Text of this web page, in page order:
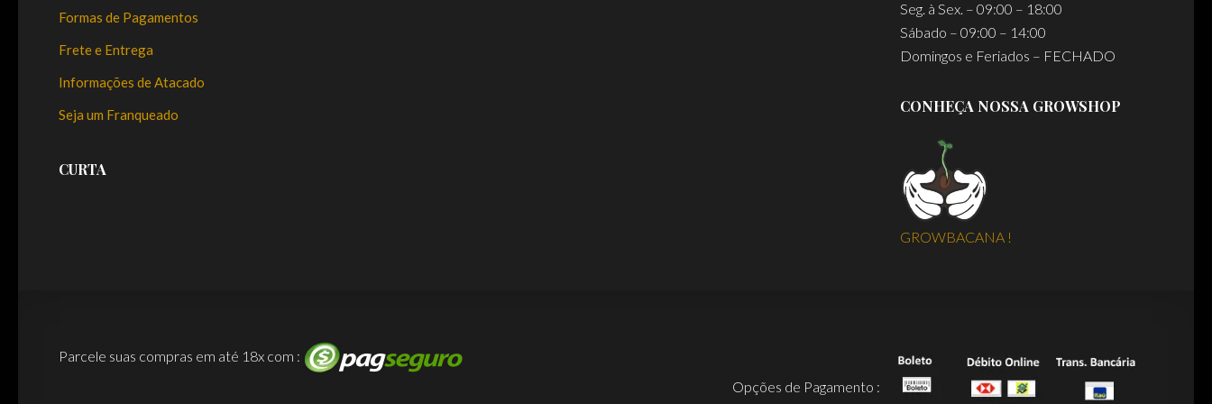
Formas de Pagamentos
Frete e Entrega
Informações de Atacado
Seja um Franqueado
CURTA
Seg. à Sex. – 09:00 – 18:00
Sábado – 09:00 – 14:00
Domingos e Feriados – FECHADO
CONHEÇA NOSSA GROWSHOP
GROWBACANA !
Parcele suas compras em até 18x com :
Opções de Pagamento :